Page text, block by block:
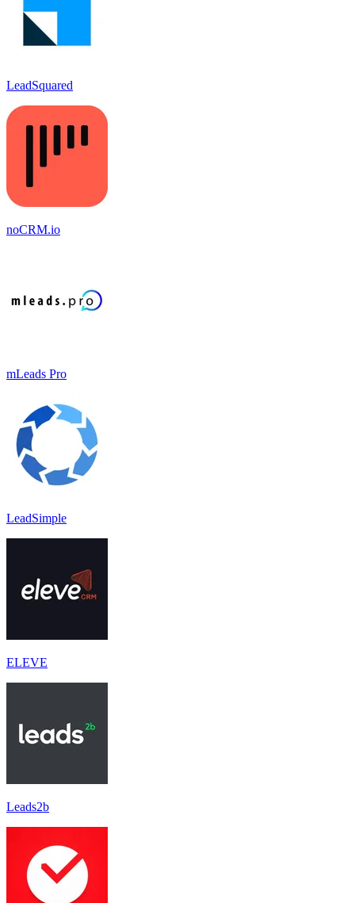
LeadSquared
noCRM.io
mLeads Pro
LeadSimple
ELEVE
Leads2b